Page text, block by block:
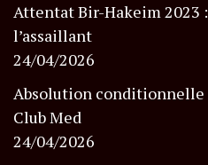
Attentat Bir-Hakeim 2023
l’assaillant
24/04/2026
Absolution conditionnelle
Club Med
24/04/2026